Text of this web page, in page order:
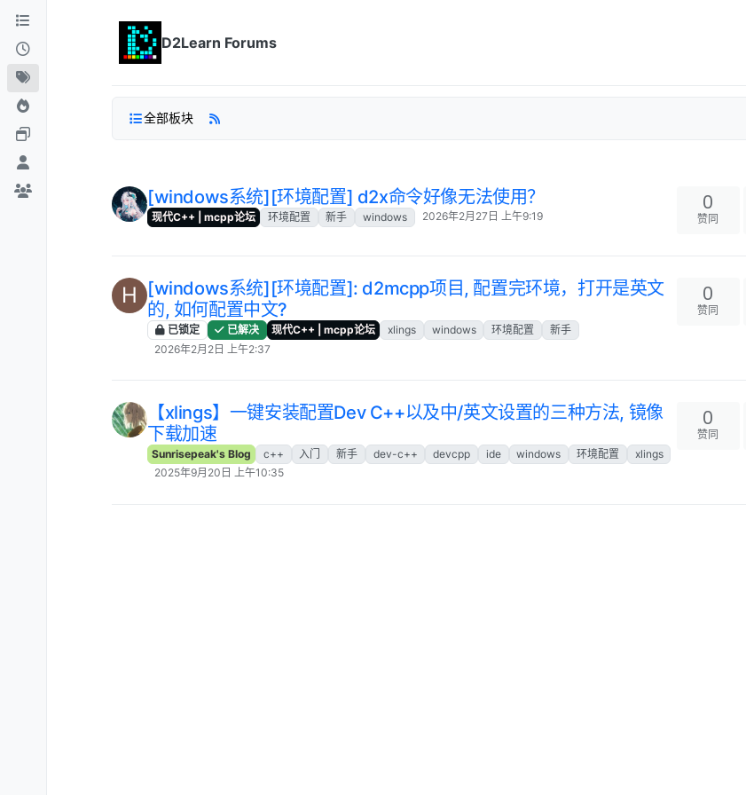
跳转至内容
D2Learn Forums
全部板块
[windows系统][环境配置] d2x命令好像无法使用？
现代C++ | mcpp论坛 环境配置 新手 windows 2026年2月27日 上午9:19
0
赞同
H
[windows系统][环境配置]: d2mcpp项目, 配置完环境，打开是英文
的, 如何配置中文?
已锁定 已解决 现代C++ | mcpp论坛 xlings windows 环境配置
新手
2026年2月2日 上午2:37
0
赞同
【xlings】一键安装配置Dev C++以及中/英文设置的三种方法, 镜像
下载加速
Sunrisepeak's Blog c++ 入门 新手 dev-c++ devcpp ide windows 环境配置
xlings
2025年9月20日 上午10:35
0
赞同